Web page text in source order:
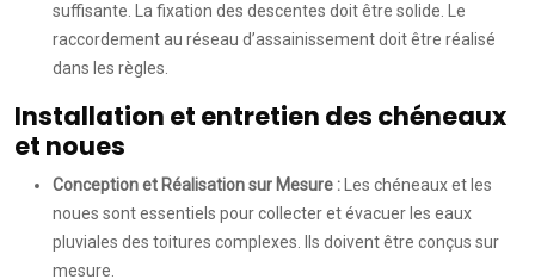
suffisante. La fixation des descentes doit être solide. Le
raccordement au réseau d’assainissement doit être réalisé
dans les règles.
Installation et entretien des chéneaux
et noues
Conception et Réalisation sur Mesure :
Les chéneaux et les
noues sont essentiels pour collecter et évacuer les eaux
pluviales des toitures complexes. Ils doivent être conçus sur
mesure.